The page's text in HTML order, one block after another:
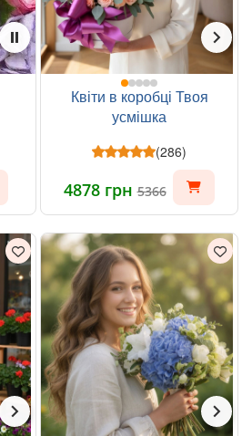
Квіти в коробці Твоя
усмішка
(286)
4878 грн5366